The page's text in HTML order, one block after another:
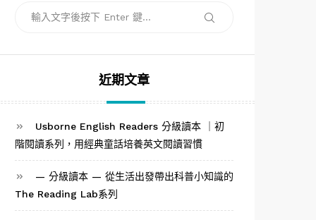
搜
近期文章
Usborne English Readers 分級讀本 ｜初
階閱讀系列，用經典童話培養英文閱讀習慣
— 分級讀本 — 從生活出發帶出科普小知識的
The Reading Lab系列